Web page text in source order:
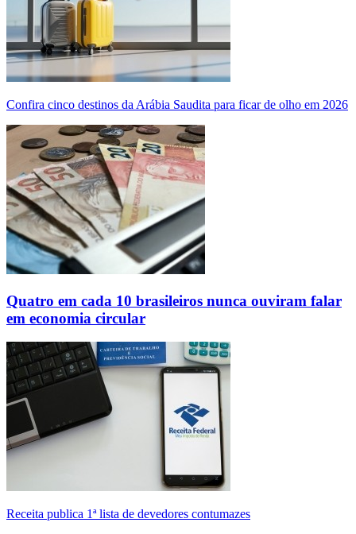
Confira cinco destinos da Arábia Saudita para ficar de olho em 2026
Quatro em cada 10 brasileiros nunca ouviram falar
em economia circular
Receita publica 1ª lista de devedores contumazes